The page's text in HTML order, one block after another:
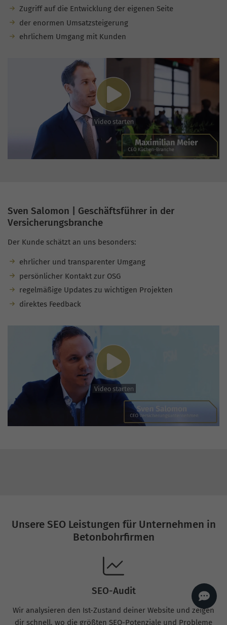
Zugriff auf die Entwicklung der eigenen Seite
der enormen Umsatzsteigerung
ehrlichem Umgang mit Kunden
Sven Salomon | Geschäftsführer in der
Versicherungsbranche
Der Kunde schätzt an uns besonders:
ehrlicher und transparenter Umgang
persönlicher Kontakt zur OSG
regelmäßige Updates zu wichtigen Projekten
direktes Feedback
Unsere SEO Leistungen für Unternehmen in
Betonbohrfirmen
SEO-Audit
Wir analysieren den Ist-Zustand deiner Website und zeigen
dir schnell, wo die größten SEO-Potenziale und Probleme
AI
Hallo, willkommen bei
seoagentur.de. 👋